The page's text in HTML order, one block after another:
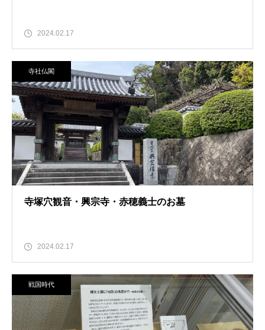
2024.02.17
寺社仏閣
寺塚穴観音・興宗寺・赤穂義士のお墓
2024.02.17
戦国時代